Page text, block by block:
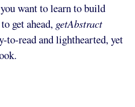
want to learn to build
get ahead, getAbstract
to-read and lighthearted, yet